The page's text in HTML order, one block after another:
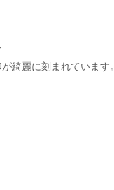
麗に刻まれています。